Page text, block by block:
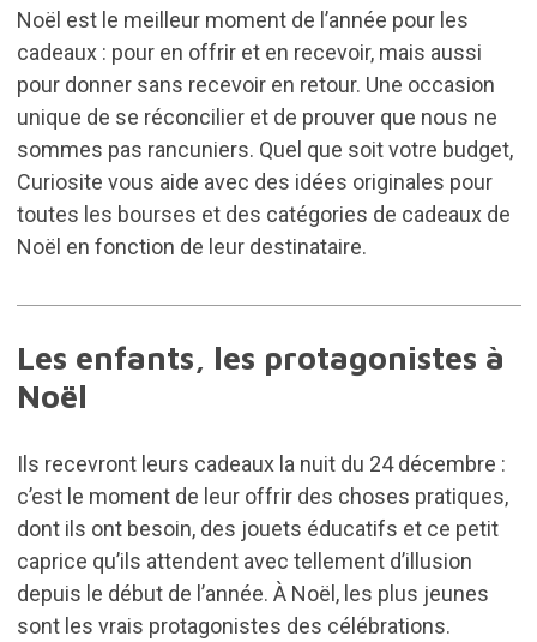
Noël est le meilleur moment de l’année pour les
cadeaux : pour en offrir et en recevoir, mais aussi
pour donner sans recevoir en retour. Une occasion
unique de se réconcilier et de prouver que nous ne
sommes pas rancuniers. Quel que soit votre budget,
Curiosite vous aide avec des idées originales pour
toutes les bourses et des catégories de cadeaux de
Noël en fonction de leur destinataire.
Les enfants, les protagonistes à
Noël
Ils recevront leurs cadeaux la nuit du 24 décembre :
c’est le moment de leur offrir des choses pratiques,
dont ils ont besoin, des jouets éducatifs et ce petit
caprice qu’ils attendent avec tellement d’illusion
depuis le début de l’année. À Noël, les plus jeunes
sont les vrais protagonistes des célébrations.